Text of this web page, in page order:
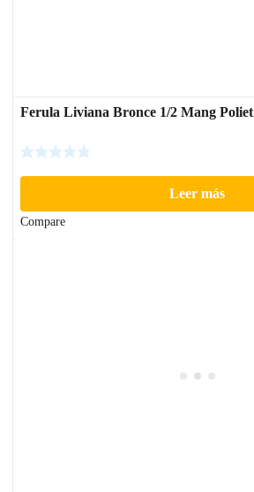
Ferula Liviana Bronce 1/2 Mang Poliet
Leer más
Compare